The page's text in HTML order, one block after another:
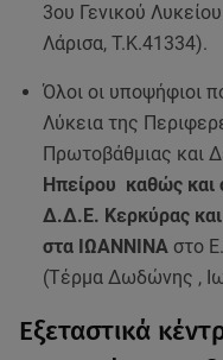
3ου Γενικού
Λάρισα, Τ.Κ.41334).
Όλοι οι υποψήφιοι
Λύκεια της
Πρωτοβάθμιας και
Ηπείρου καθώς
Δ.Δ.Ε. Κερκύρας
στα ΙΩΑΝΝΙΝΑ στο
(Τέρμα Δωδώνης ,
Εξεταστικά